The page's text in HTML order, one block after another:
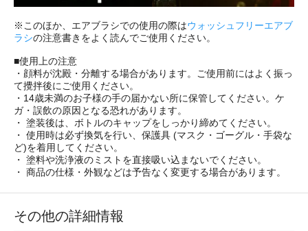
※このほか、エアブラシでの使用の際はウォッシュフリーエアブ
ラシの注意書きをよく読んでご使用ください。
■使用上の注意
・顔料が沈殿・分離する場合があります。ご使用前にはよく振っ
て攪拌後にご使用ください。
・14歳未満のお子様の手の届かない所に保管してください。ケ
ガ・誤飲の原因となる恐れがあります。
・ 塗装後は、ボトルのキャップをしっかり締めてください。
・ 使用時は必ず換気を行い、保護具 (マスク・ゴーグル・手袋な
ど)を着用してください。
・ 塗料や洗浄液のミストを直接吸い込まないでください。
・ 商品の仕様・外観などは予告なく変更する場合があります。
その他の詳細情報